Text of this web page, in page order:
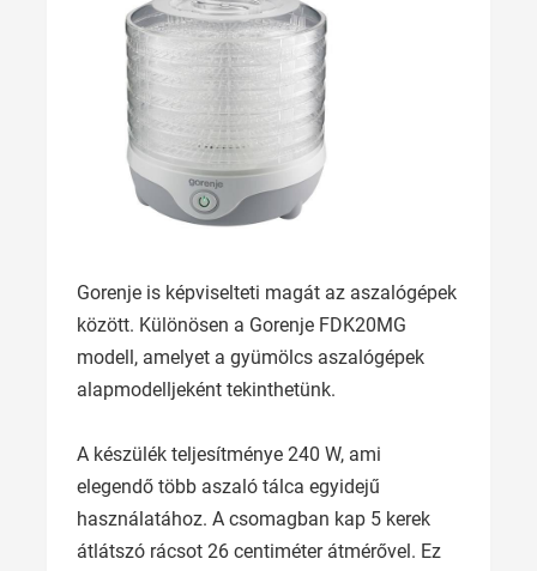
Gorenje is képviselteti magát az aszalógépek
között. Különösen a Gorenje FDK20MG
modell, amelyet a gyümölcs aszalógépek
alapmodelljeként tekinthetünk.
A készülék teljesítménye 240 W, ami
elegendő több aszaló tálca egyidejű
használatához. A csomagban kap 5 kerek
átlátszó rácsot 26 centiméter átmérővel. Ez